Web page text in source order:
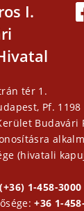
I.
tér 1.
Pf. 1198
Budavári
(hivatali
(+36) 1-458-3000
+36 1-